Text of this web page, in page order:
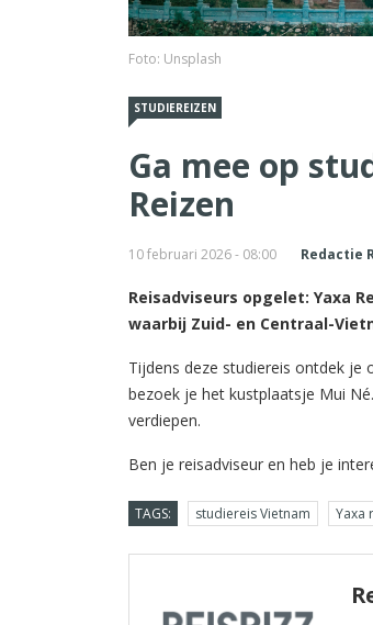
Foto: Unsplash
STUDIEREIZEN
Ga mee op
Reizen
10 februari 2026 - 08:00 Redactie
Reisadviseurs opgelet: Yaxa
waarbij Zuid- en Centraal-
Tijdens deze studiereis ontdek je
bezoek je het kustplaatsje Mui
verdiepen.
Ben je reisadviseur en heb je
TAGS: studiereis Vietnam Yaxa